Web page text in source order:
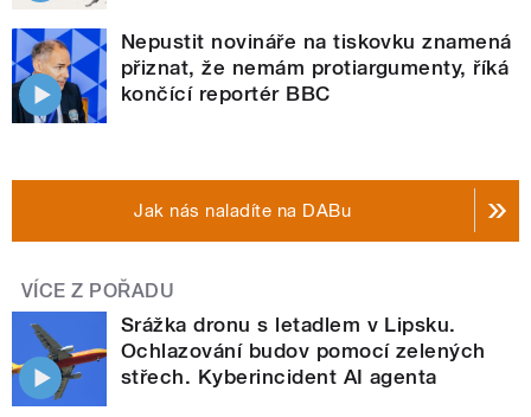
Nepustit novináře na tiskovku znamená
přiznat, že nemám protiargumenty, říká
končící reportér BBC
Jak nás naladíte na DABu
VÍCE Z POŘADU
Srážka dronu s letadlem v Lipsku.
Ochlazování budov pomocí zelených
střech. Kyberincident AI agenta